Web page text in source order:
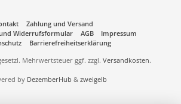
Zahlung und Versand
Widerrufsformular
AGB
Impressum
Barrierefreiheitserklärung
Mehrwertsteuer ggf. zzgl. Versandkosten.
by DezemberHub & zweigelb